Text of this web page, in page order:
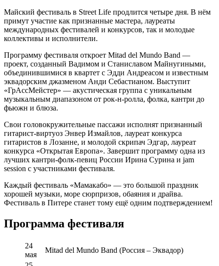
Майский фестиваль в Street Life продлится четыре дня. В нём
примут участие как признанные мастера, лауреаты
международных фестивалей и конкурсов, так и молодые
коллективы и исполнители.
Программу фестиваля откроет Mitad del Mundo Band —
проект, созданный Вадимом и Станиславом Майнугиными,
объединившимися в квартет с Эдди Андреасом и известным
эквадорским джазменом Анди Себастианом. Выступит
«ГрАссМейстер» — акустическая группа с уникальным
музыкальным диапазоном от рок-н-ролла, фолка, кантри до
фьюжн и блюза.
Свои головокружительные пассажи исполнят признанный
гитарист-виртуоз Энвер Измайлов, лауреат конкурса
гитаристов в Лозанне, и молодой скрипач Эдгар, лауреат
конкурса «Открытая Европа». Завершит программу одна из
лучших кантри-фолк-певиц России Ирина Сурина и jam
session с участниками фестиваля.
Каждый фестиваль «Мамакабо» — это большой праздник
хорошей музыки, море сюрпризов, обаяния и драйва.
Фестиваль в Питере станет тому ещё одним подтверждением!
Программа фестиваля
24
мая
Mitad del Mundo Band (Россия – Эквадор)